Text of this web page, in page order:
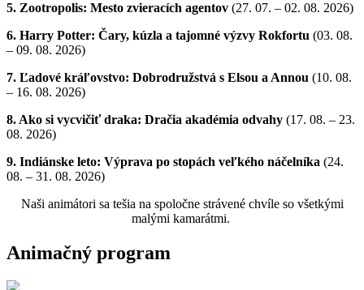
5. Zootropolis: Mesto zvieracích agentov (27. 07. – 02. 08. 2026)
6. Harry Potter: Čary, kúzla a tajomné výzvy Rokfortu (03. 08.
– 09. 08. 2026)
7. Ľadové kráľovstvo: Dobrodružstvá s Elsou a Annou (10. 08.
– 16. 08. 2026)
8. Ako si vycvičiť draka: Dračia akadémia odvahy (17. 08. – 23.
08. 2026)
9. Indiánske leto: Výprava po stopách veľkého náčelníka (24.
08. – 31. 08. 2026)
Naši animátori sa tešia na spoločne strávené chvíle so všetkými
malými kamarátmi.
Animačný program